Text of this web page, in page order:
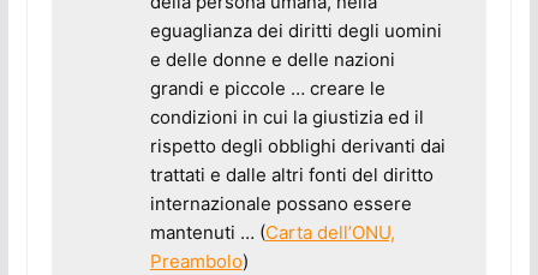
eguaglianza dei diritti degli uomini
e delle donne e delle nazioni
grandi e piccole … creare le
condizioni in cui la giustizia ed il
rispetto degli obblighi derivanti dai
trattati e dalle altri fonti del diritto
internazionale possano essere
mantenuti … (Carta dell’ONU,
Preambolo)